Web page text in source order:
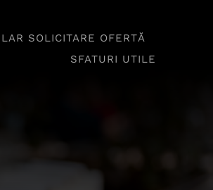
SOLICITARE OFERTĂ
SFATURI UTILE